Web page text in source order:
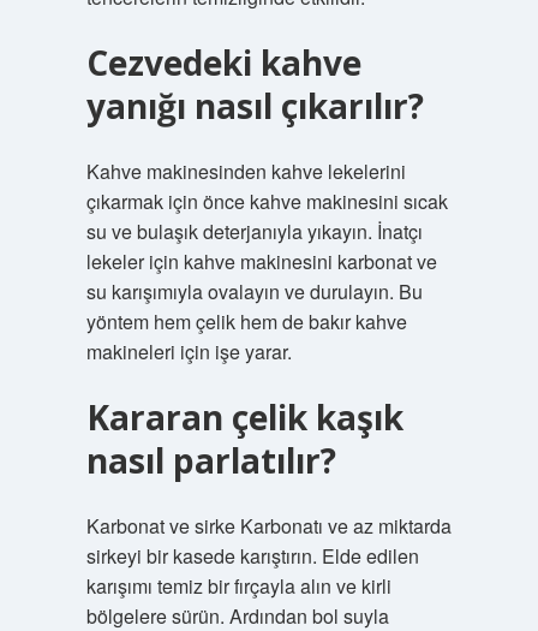
Cezvedeki kahve
yanığı nasıl çıkarılır?
Kahve makinesinden kahve lekelerini
çıkarmak için önce kahve makinesini sıcak
su ve bulaşık deterjanıyla yıkayın. İnatçı
lekeler için kahve makinesini karbonat ve
su karışımıyla ovalayın ve durulayın. Bu
yöntem hem çelik hem de bakır kahve
makineleri için işe yarar.
Kararan çelik kaşık
nasıl parlatılır?
Karbonat ve sirke Karbonatı ve az miktarda
sirkeyi bir kasede karıştırın. Elde edilen
karışımı temiz bir fırçayla alın ve kirli
bölgelere sürün. Ardından bol suyla